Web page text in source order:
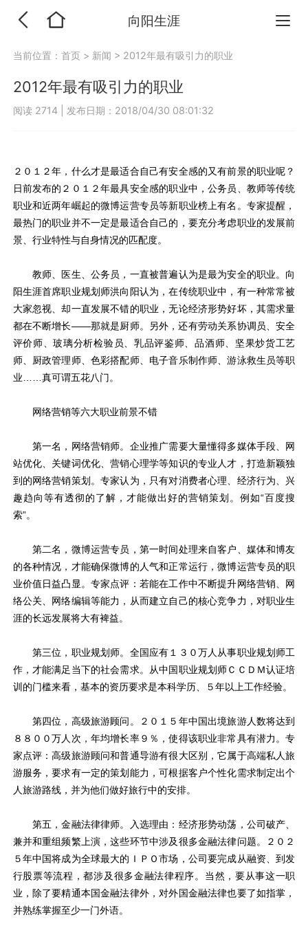
向阳生涯
当前位置：首页 > 新闻 > 2012年最有吸引力的职业
2012年最有吸引力的职业
阅读 2714 发布日期：2018/04/30 08:01:32
２０１２年，什么才是最适合自己有安全感的又有前景的职业呢？
日前发布的２０１２年最具安全感的职业中，公务员、教师等传统
职业和近两年崛起的微博运营专员等新职业榜上有名。专家提醒，
最热门的职业并不一定是最适合自己的，要充分考虑职业的发展前
景、行业特性与自身情况的匹配度。
教师、医生、公务员，一直被普遍认为是最为安全的职业。向
阳生涯首席职业规划师洪向阳认为，在传统职业中，有一种常常被
大家忽视、却一直发展不错的职业，无论经济形势好坏，其需求量
都在不断增长――那就是厨师。另外，还有劳动关系协调员、安全
评价师、玻璃分析检验员、乳品评鉴师、品酒师、坚果炒货工艺
师、厨政管理师、色彩搭配师、电子音乐制作师、游泳救生员等职
业……真可谓五花八门。
网络营销等六大职业前景不错
第一名，网络营销师。企业推广需要大量懂得多媒体手段、网
站优化、关键词优化、营销心理学等知识的专业人才，打造新颖独
到的网络营销策划。专家认为，只有对消费者心理、经济行为、兴
趣趋向等有透彻的了解，才能做出好的营销策划。例如“百度搜
索”。
第二名，微博运营专员，第一时间处理来自客户、媒体和博友
的各种情况，才能确保微博的人气和正常运行，微博运营专员的职
业价值日益凸显。专家点评：若能在工作中不断提升网络营销、网
络公关、网络编辑等能力，从而建立自己的核心竞争力，对职业生
涯的长远发展将大有裨益。
第三位，职业规划师。全国应有１３０万人从事职业规划师工
作，才能满足当下的社会需求。从中国职业规划师ＣＣＤＭ认证培
训的门槛来看，基本的资历要求是本科学历、５年以上工作经验。
第四位，高级旅游顾问。２０１５年中国出境旅游人数将达到
８８００万人次，年均增长率９％，使得该职业非常具有潜力。专
家点评：高级旅游顾问和普通导游有很大区别，它属于高端私人旅
游服务，要求有一定的策划能力，可根据客户个性化需求制定出个
人旅游路线，并为他们做好旅行中的安排。
第五，金融法律律师。入选理由：经济形势动荡，公司破产、
兼并和重组频繁上演，这些环节中涉及很多金融法律问题。２０２
５年中国将成为全球最大的ＩＰＯ市场，公司要完成从融资、到发
行股票等流程，都涉及很多金融法律程序。当然，要从事这一职
业，除了要精通本国金融法律外，对外国金融法律也要了如指掌，
并熟练掌握至少一门外语。